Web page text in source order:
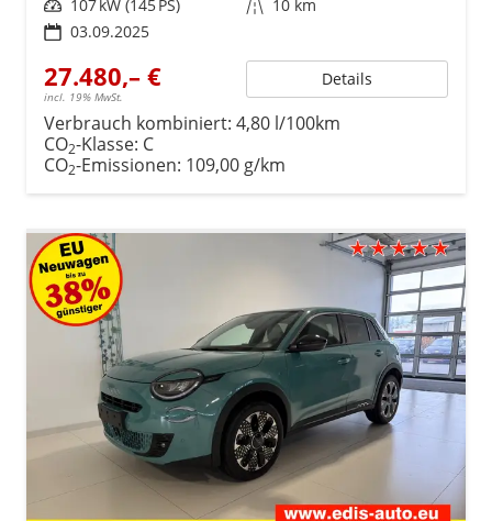
Leistung 107 kW (145 PS) Kilometerstand 10 km
03.09.2025
27.480,– €
incl. 19% MwSt.
Details
Verbrauch kombiniert: 4,80 l/100km
CO2-Klasse: C
CO2-Emissionen: 109,00 g/km